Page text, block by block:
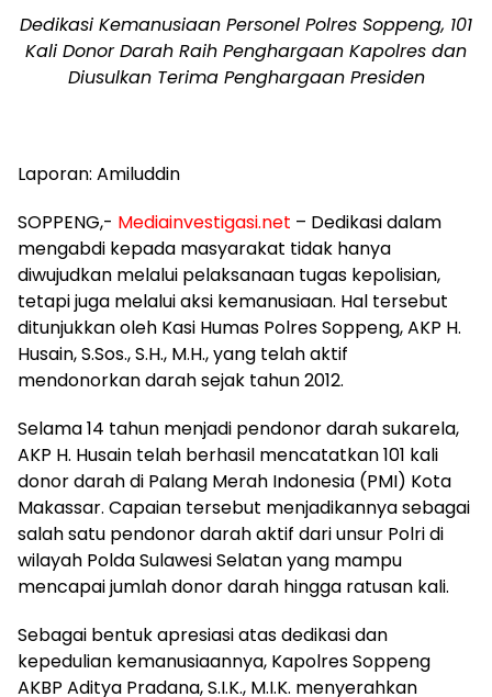
Dedikasi Kemanusiaan Personel Polres Soppeng, 101
Kali Donor Darah Raih Penghargaan Kapolres dan
Diusulkan Terima Penghargaan Presiden
Laporan: Amiluddin
SOPPENG,- Mediainvestigasi.net – Dedikasi dalam
mengabdi kepada masyarakat tidak hanya
diwujudkan melalui pelaksanaan tugas kepolisian,
tetapi juga melalui aksi kemanusiaan. Hal tersebut
ditunjukkan oleh Kasi Humas Polres Soppeng, AKP H.
Husain, S.Sos., S.H., M.H., yang telah aktif
mendonorkan darah sejak tahun 2012.
Selama 14 tahun menjadi pendonor darah sukarela,
AKP H. Husain telah berhasil mencatatkan 101 kali
donor darah di Palang Merah Indonesia (PMI) Kota
Makassar. Capaian tersebut menjadikannya sebagai
salah satu pendonor darah aktif dari unsur Polri di
wilayah Polda Sulawesi Selatan yang mampu
mencapai jumlah donor darah hingga ratusan kali.
Sebagai bentuk apresiasi atas dedikasi dan
kepedulian kemanusiaannya, Kapolres Soppeng
AKBP Aditya Pradana, S.I.K., M.I.K. menyerahkan